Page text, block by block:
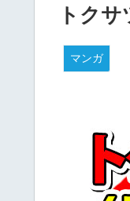
トク
マンガ